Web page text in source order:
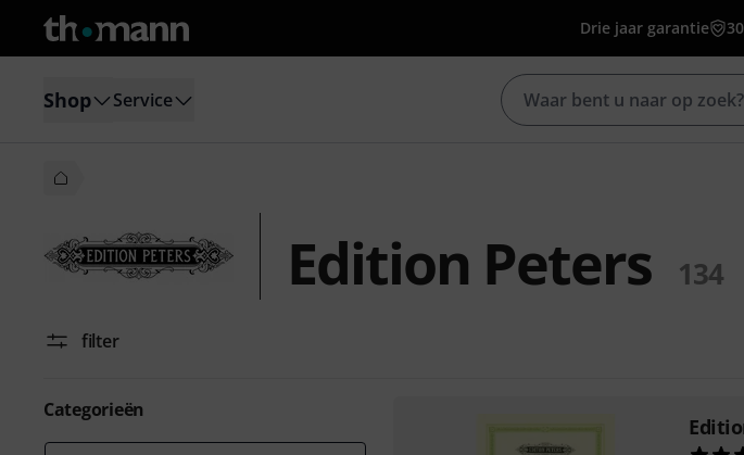
Drie jaar garantie
Shop Service
Edition Peters 134
filter
Categorieën